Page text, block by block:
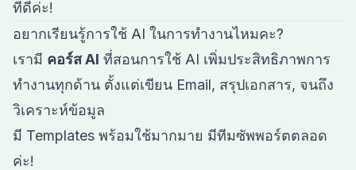
ที่ดีค่ะ!
อยากเรียนรู้การใช้ AI ในการทำงานไหมคะ?
เรามี คอร์ส AI ที่สอนการใช้ AI เพิ่มประสิทธิภาพการ
ทำงานทุกด้าน ตั้งแต่เขียน Email, สรุปเอกสาร, จนถึง
วิเคราะห์ข้อมูล
มี Templates พร้อมใช้มากมาย มีทีมซัพพอร์ตตลอด
ค่ะ!